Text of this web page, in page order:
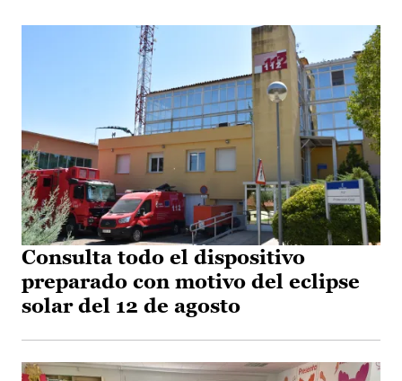
Consulta todo el dispositivo
preparado con motivo del eclipse
solar del 12 de agosto